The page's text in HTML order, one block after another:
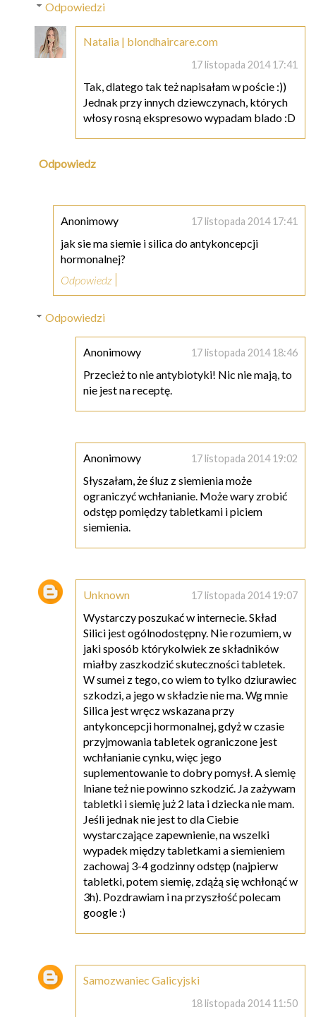
Odpowiedzi
Natalia | blondhaircare.com
17 listopada 2014 17:41
Tak, dlatego tak też napisałam w poście :))
Jednak przy innych dziewczynach, których
włosy rosną ekspresowo wypadam blado :D
Odpowiedz
Anonimowy 17 listopada 2014 17:41
jak sie ma siemie i silica do antykoncepcji
hormonalnej?
Odpowiedz
Odpowiedzi
Anonimowy 17 listopada 2014 18:46
Przecież to nie antybiotyki! Nic nie mają, to
nie jest na receptę.
Anonimowy 17 listopada 2014 19:02
Słyszałam, że śluz z siemienia może
ograniczyć wchłanianie. Może wary zrobić
odstęp pomiędzy tabletkami i piciem
siemienia.
Unknown 17 listopada 2014 19:07
Wystarczy poszukać w internecie. Skład
Silici jest ogólnodostępny. Nie rozumiem, w
jaki sposób którykolwiek ze składników
miałby zaszkodzić skuteczności tabletek.
W sumei z tego, co wiem to tylko dziurawiec
szkodzi, a jego w składzie nie ma. Wg mnie
Silica jest wręcz wskazana przy
antykoncepcji hormonalnej, gdyż w czasie
przyjmowania tabletek ograniczone jest
wchłanianie cynku, więc jego
suplementowanie to dobry pomysł. A siemię
lniane też nie powinno szkodzić. Ja zażywam
tabletki i siemię już 2 lata i dziecka nie mam.
Jeśli jednak nie jest to dla Ciebie
wystarczające zapewnienie, na wszelki
wypadek między tabletkami a siemieniem
zachowaj 3-4 godzinny odstęp (najpierw
tabletki, potem siemię, zdążą się wchłonąć w
3h). Pozdrawiam i na przyszłość polecam
google :)
Samozwaniec Galicyjski
18 listopada 2014 11:50